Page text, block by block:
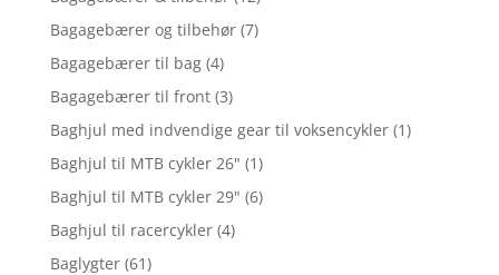
Bagagebærer og tilbehør (7)
Bagagebærer til bag (4)
Bagagebærer til front (3)
Baghjul med indvendige gear til voksencykler (1)
Baghjul til MTB cykler 26" (1)
Baghjul til MTB cykler 29" (6)
Baghjul til racercykler (4)
Baglygter (61)